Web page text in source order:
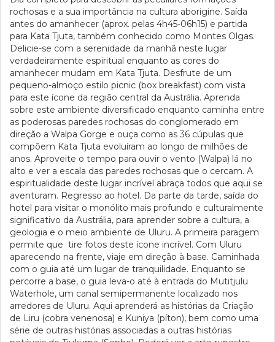
rochosas e a sua importância na cultura aborigine. Saída
antes do amanhecer (aprox. pelas 4h45-06h15) e partida
para Kata Tjuta, também conhecido como Montes Olgas.
Delicie-se com a serenidade da manhã neste lugar
verdadeiramente espiritual enquanto as cores do
amanhecer mudam em Kata Tjuta. Desfrute de um
pequeno-almoço estilo picnic (box breakfast) com vista
para este ícone da região central da Austrália. Aprenda
sobre este ambiente diversificado enquanto caminha entre
as poderosas paredes rochosas do conglomerado em
direção a Walpa Gorge e ouça como as 36 cúpulas que
compõem Kata Tjuta evoluíram ao longo de milhões de
anos. Aproveite o tempo para ouvir o vento (Walpa) lá no
alto e ver a escala das paredes rochosas que o cercam. A
espiritualidade deste lugar incrível abraça todos que aqui se
aventuram. Regresso ao hotel. Da parte da tarde, saída do
hotel para visitar o monólito mais profundo e culturalmente
significativo da Austrália, para aprender sobre a cultura, a
geologia e o meio ambiente de Uluru. A primeira paragem
permite que tire fotos deste ícone incrível. Com Uluru
aparecendo na frente, viaje em direção à base. Caminhada
com o guia até um lugar de tranquilidade. Enquanto se
percorre a base, o guia leva-o até à entrada do Mutitjulu
Waterhole, um canal semipermanente localizado nos
arredores de Uluru. Aqui aprenderá as histórias da Criação
de Liru (cobra venenosa) e Kuniya (píton), bem como uma
série de outras histórias associadas a outras histórias